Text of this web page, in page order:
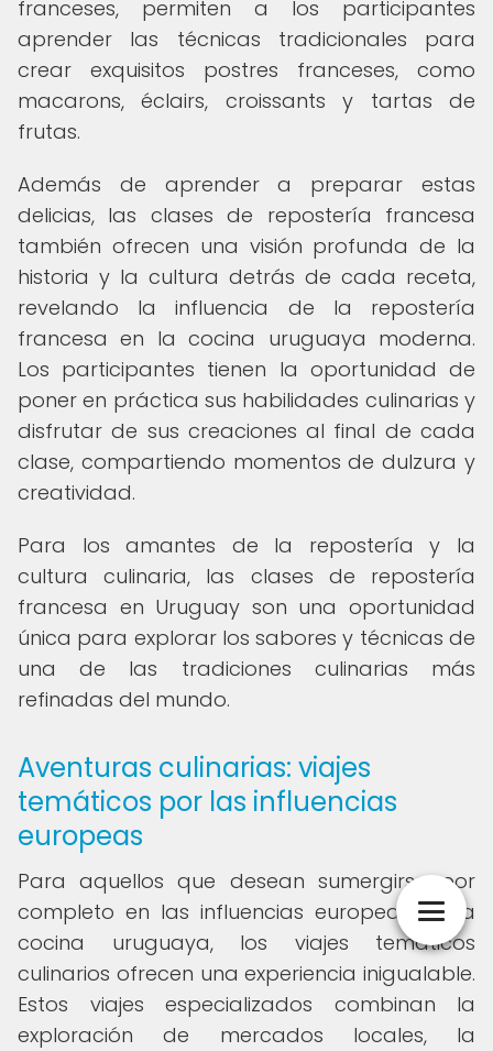
franceses, permiten a los participantes
aprender las técnicas tradicionales para
crear exquisitos postres franceses, como
macarons, éclairs, croissants y tartas de
frutas.
Además de aprender a preparar estas
delicias, las clases de repostería francesa
también ofrecen una visión profunda de la
historia y la cultura detrás de cada receta,
revelando la influencia de la repostería
francesa en la cocina uruguaya moderna.
Los participantes tienen la oportunidad de
poner en práctica sus habilidades culinarias y
disfrutar de sus creaciones al final de cada
clase, compartiendo momentos de dulzura y
creatividad.
Para los amantes de la repostería y la
cultura culinaria, las clases de repostería
francesa en Uruguay son una oportunidad
única para explorar los sabores y técnicas de
una de las tradiciones culinarias más
refinadas del mundo.
Aventuras culinarias: viajes
temáticos por las influencias
europeas
Para aquellos que desean sumergirse por
completo en las influencias europeas en la
cocina uruguaya, los viajes temáticos
culinarios ofrecen una experiencia inigualable.
Estos viajes especializados combinan la
exploración de mercados locales, la